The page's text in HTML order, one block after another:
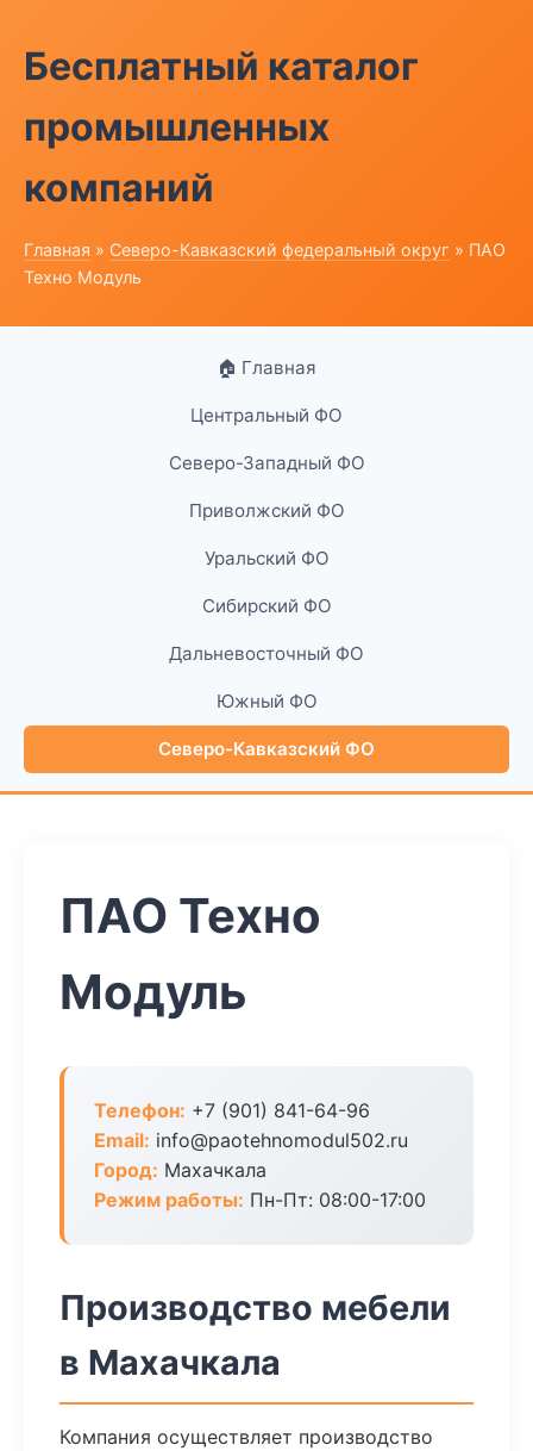
Бесплатный каталог
промышленных
компаний
Главная » Северо-Кавказский федеральный округ » ПАО
Техно Модуль
🏠 Главная
Центральный ФО
Северо-Западный ФО
Приволжский ФО
Уральский ФО
Сибирский ФО
Дальневосточный ФО
Южный ФО
Северо-Кавказский ФО
ПАО Техно
Модуль
Телефон: +7 (901) 841-64-96
Email: info@paotehnomodul502.ru
Город: Махачкала
Режим работы: Пн-Пт: 08:00-17:00
Производство мебели
в Махачкала
Компания осуществляет производство